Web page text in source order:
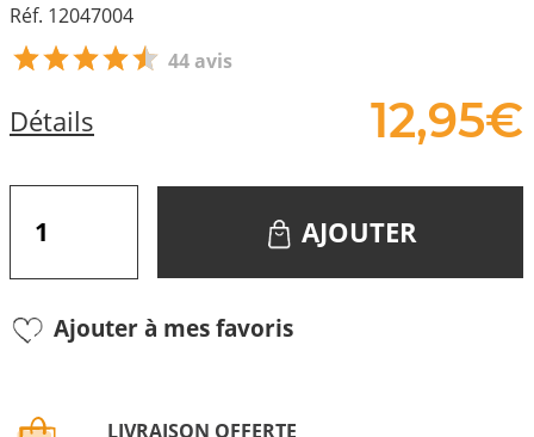
Réf. 12047004
44 avis
Détails 12,95€
AJOUTER
Ajouter à mes favoris
LIVRAISON OFFERTE